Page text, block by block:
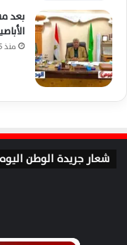
بعد
منذ 5 ساعات
شعار جريدة الوطن